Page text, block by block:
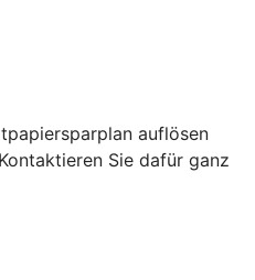
auflösen
Sie dafür ganz